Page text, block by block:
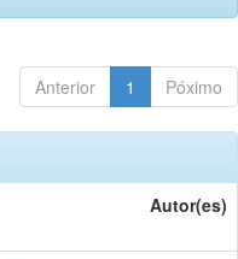
Anterior 1 Póximo
Autor(es)